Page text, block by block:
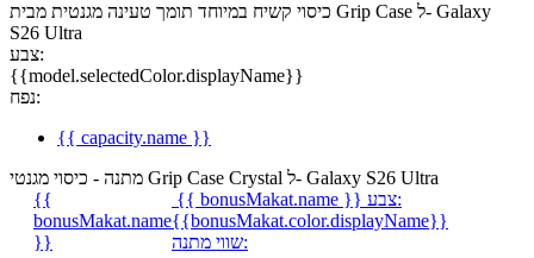
כיסוי קשיח במיוחד תומך טעינה מגנטית מבית Grip Case ל- Galaxy
S26 Ultra
צבע:
{{model.selectedColor.displayName}}
נפח:
{{ capacity.name }}
מתנה - כיסוי מגנטי Grip Case Crystal ל- Galaxy S26 Ultra
{{
bonusMakat.name
}}
{{ bonusMakat.name }}
צבע:
{{bonusMakat.color.displayName}}
שווי מתנה: